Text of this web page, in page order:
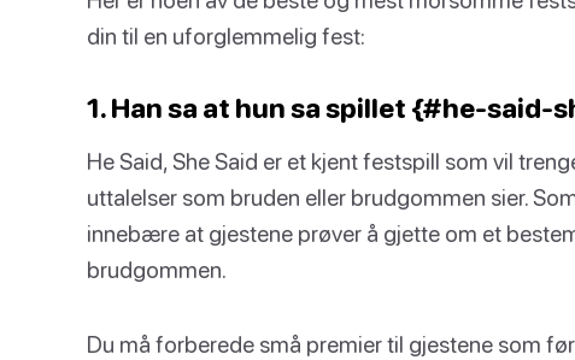
din til en uforglemmelig fest:
1. Han sa at hun sa spillet {#he-said-
He Said, She Said er et kjent festspill som vil
uttalelser som bruden eller brudgommen sier.
innebære at gjestene prøver å gjette om et
brudgommen.
Du må forberede små premier til gjestene som